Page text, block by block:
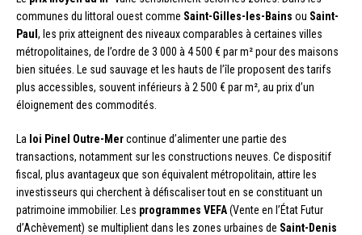
communes du littoral ouest comme Saint-Gilles-les-Bains ou Saint-
Paul , les prix atteignent des niveaux comparables à certaines villes
métropolitaines, de l’ordre de 3 000 à 4 500 € par m² pour des maisons
bien situées. Le sud sauvage et les hauts de l’île proposent des tarifs
plus accessibles, souvent inférieurs à 2 500 € par m², au prix d’un
éloignement des commodités.
La loi Pinel Outre-Mercontinue d’alimenter une partie des
transactions, notamment sur les constructions neuves. Ce dispositif
fiscal, plus avantageux que son équivalent métropolitain, attire les
investisseurs qui cherchent à défiscaliser tout en se constituant un
patrimoine immobilier. Les programmes VEFA(Vente en l’État Futur
d’Achèvement) se multiplient dans les zones urbaines de Saint-Denis